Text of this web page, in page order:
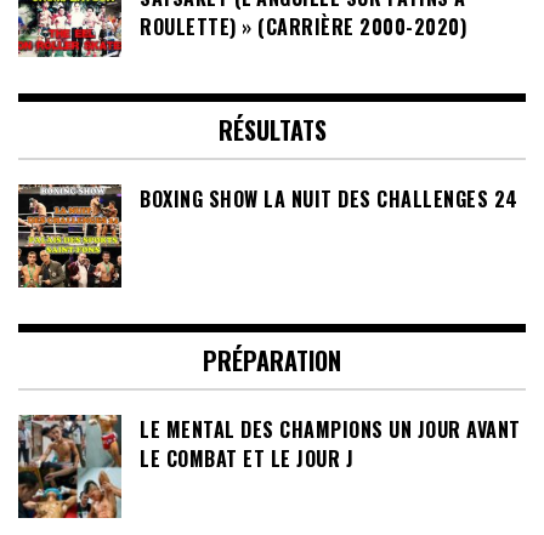
ROULETTE) » (CARRIÈRE 2000-2020)
RÉSULTATS
BOXING SHOW LA NUIT DES CHALLENGES 24
PRÉPARATION
LE MENTAL DES CHAMPIONS UN JOUR AVANT
LE COMBAT ET LE JOUR J